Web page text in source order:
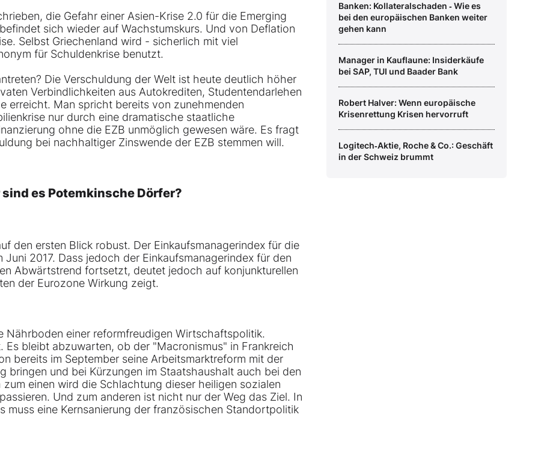
die Gefahr einer Asien-Krise 2.0 für die Emerging
sich wieder auf Wachstumskurs. Und von Deflation
Selbst Griechenland wird - sicherlich mit viel
für Schuldenkrise benutzt.
Die Verschuldung der Welt ist heute deutlich höher
Verbindlichkeiten aus Autokrediten, Studentendarlehen
erreicht. Man spricht bereits von zunehmenden
nur durch eine dramatische staatliche
ohne die EZB unmöglich gewesen wäre. Es fragt
bei nachhaltiger Zinswende der EZB stemmen will.
es Potemkinsche Dörfer?
den ersten Blick robust. Der Einkaufsmanagerindex für die
2017. Dass jedoch der Einkaufsmanagerindex für den
Abwärtstrend fortsetzt, deutet jedoch auf konjunkturellen
der Eurozone Wirkung zeigt.
einer reformfreudigen Wirtschaftspolitik.
bleibt abzuwarten, ob der "Macronismus" in Frankreich
bereits im September seine Arbeitsmarktreform mit der
bringen und bei Kürzungen im Staatshaushalt auch bei den
einen wird die Schlachtung dieser heiligen sozialen
Und zum anderen ist nicht nur der Weg das Ziel. In
muss eine Kernsanierung der französischen Standortpolitik
Banken: Kollateralschaden ‑ Wie es
bei den europäischen Banken weiter
gehen kann
Manager in Kauflaune: Insiderkäufe
bei SAP, TUI und Baader Bank
Robert Halver: Wenn europäische
Krisenrettung Krisen hervorruft
Logitech‑Aktie, Roche & Co.: Geschäft
in der Schweiz brummt